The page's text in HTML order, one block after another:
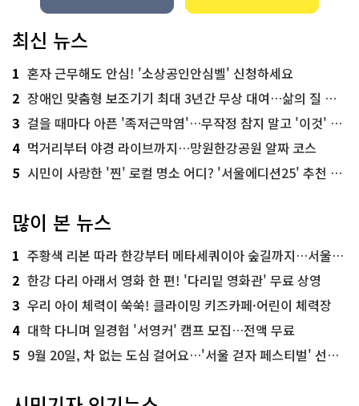
최신 뉴스
1 혼자 근무해도 안심! '소상공인안심벨' 신청하세요
2 장애인 맞춤형 보조기기 최대 3년간 무상 대여…삶의 질 높인다
3 걸을 때마다 아픈 '족저근막염'…무작정 참지 말고 '이것' 해보세요!
4 먹거리부터 야경 라이브까지…망원한강공원 알짜 코스
5 시민이 사랑한 '찐' 로컬 명소 어디? '서울에디션25' 추천 코스
많이 본 뉴스
1 주황색 리본 따라 한강부터 메타세쿼이아 숲길까지…서울둘레길 15코스
2 한강 다리 아래서 영화 한 편! '다리밑 영화관' 무료 상영
3 우리 아이 체력이 쑥쑥! 클라이밍 키즈카페·어린이 체력장
4 대학 다니며 일경험 '서영커' 캠프 모집…전액 무료
5 9월 20일, 차 없는 도심 걸어요…'서울 걷자 페스티벌' 선착순 5천명